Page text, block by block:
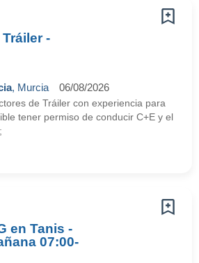
-
, Murcia 06/08/2026
de Tráiler con experiencia para
tener permiso de conducir C+E y el
en Tanis -
07:00-